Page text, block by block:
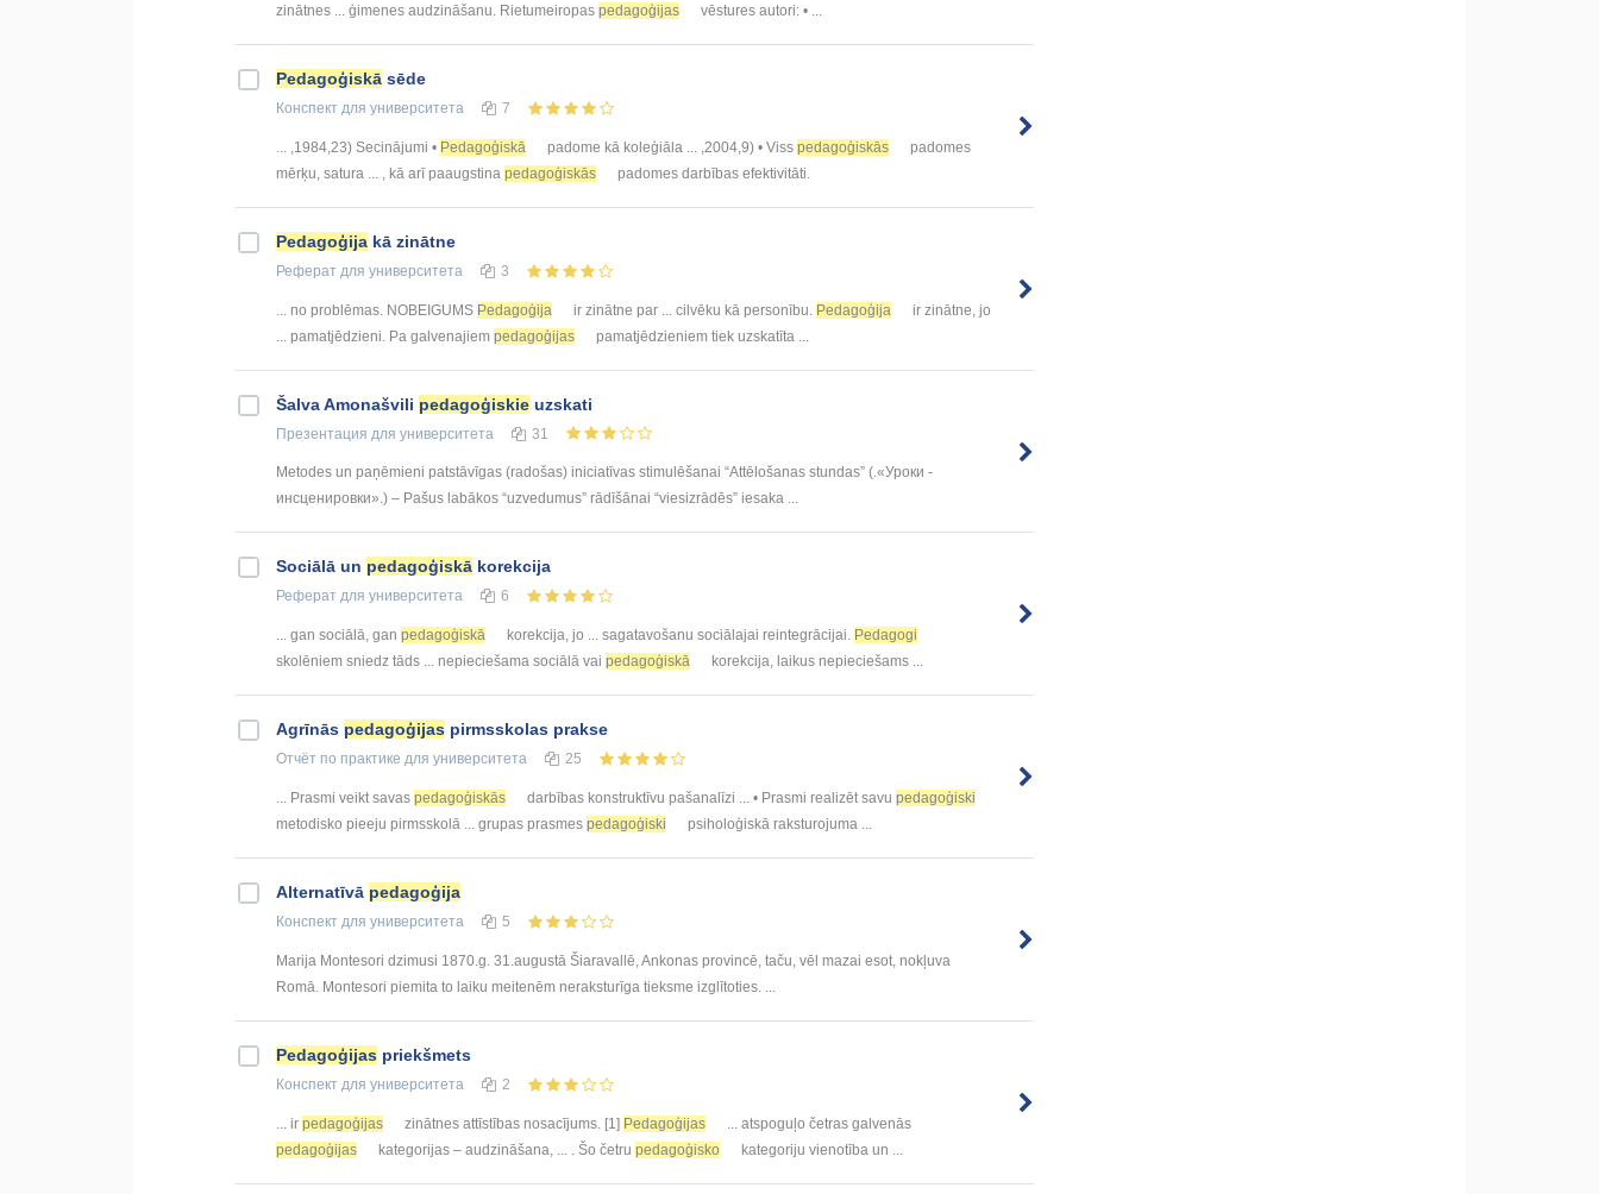
zinātnes ... ģimenes audzināšanu. Rietumeiropas pedagoģijas vēstures autori: • ...
Pedagoģiskā sēde
Конспект для университета 7
... ,1984,23) Secinājumi • Pedagoģiskā padome kā koleģiāla ... ,2004,9) • Viss pedagoģiskās
padomes
mērķu, satura ... , kā arī paaugstina pedagoģiskās padomes darbības efektivitāti.
Pedagoģija kā zinātne
Реферат для университета 3
... no problēmas. NOBEIGUMS Pedagoģija ir zinātne par ... cilvēku kā personību. Pedagoģija
ir zinātne, jo
... pamatjēdzieni. Pa galvenajiem pedagoģijas pamatjēdzieniem tiek uzskatīta ...
Šalva Amonašvili pedagoģiskie uzskati
Презентация для университета 31
Metodes un paņēmieni patstāvīgas (radošas) iniciatīvas stimulēšanai “Attēlošanas stundas” (.«Уроки -
инсценировки».) – Pašus labākos “uzvedumus” rādīšānai “viesizrādēs” iesaka ...
Sociālā un pedagoģiskā korekcija
Реферат для университета 6
... gan sociālā, gan pedagoģiskā korekcija, jo ... sagatavošanu sociālajai reintegrācijai. Pedagogi
skolēniem sniedz tāds ... nepieciešama sociālā vai pedagoģiskā korekcija, laikus nepieciešams ...
Agrīnās pedagoģijas pirmsskolas prakse
Отчёт по практике для университета 25
... Prasmi veikt savas pedagoģiskās darbības konstruktīvu pašanalīzi ... • Prasmi realizēt savu pedagoģiski
metodisko pieeju pirmsskolā ... grupas prasmes pedagoģiski psiholoģiskā raksturojuma ...
Alternatīvā pedagoģija
Конспект для университета 5
Marija Montesori dzimusi 1870.g. 31.augustā Šiaravallē, Ankonas provincē, taču, vēl mazai esot, nokļuva
Romā. Montesori piemita to laiku meitenēm neraksturīga tieksme izglītoties. ...
Pedagoģijas priekšmets
Конспект для университета 2
... ir pedagoģijas zinātnes attīstības nosacījums. [1] Pedagoģijas
... atspoguļo četras galvenās
pedagoģijas
kategorijas – audzināšana, ... . Šo četru pedagoģisko kategoriju vienotība un ...